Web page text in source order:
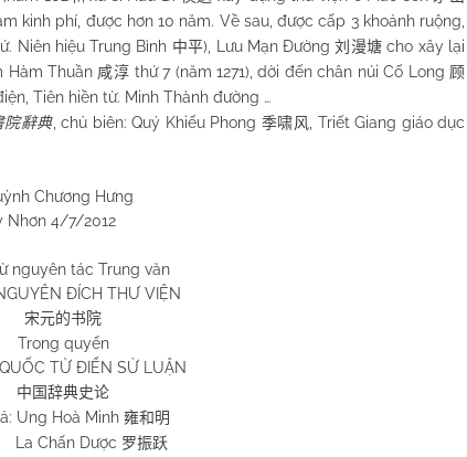
kinh phí, được hơn 10 năm. Về sau, được cấp 3 khoảnh ruộng,
Niên hiệu Trung Bình 中平), Lưu Mạn Đường刘漫塘 cho xây lại
Hàm Thuần 咸淳 thứ 7 (năm 1271), dời đến chân núi Cố Long 顾
Tiên hiền từ. Minh Thành đường …
院辭典, chủ biên: Quý Khiếu Phong 季啸风
, Triết Giang giáo dục
Hưng
nguyên tác Trung văn
ĐÍCH THƯ VIỆN
宋元的书院
Trong quyển
TỪ ĐIỂN SỬ LUẬN
中国辞典史论
Ung Hoà Minh 雍和明
Dược 罗振跃